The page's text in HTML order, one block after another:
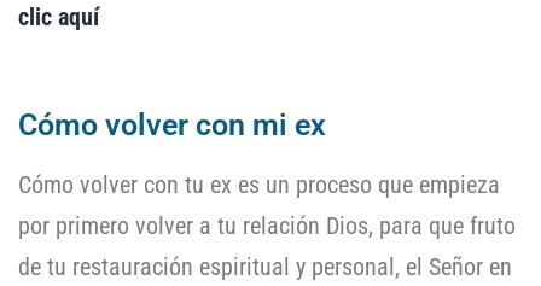
clic aquí
Cómo volver con mi ex
Cómo volver con tu ex es un proceso que empieza
por primero volver a tu relación Dios, para que fruto
de tu restauración espiritual y personal, el Señor en